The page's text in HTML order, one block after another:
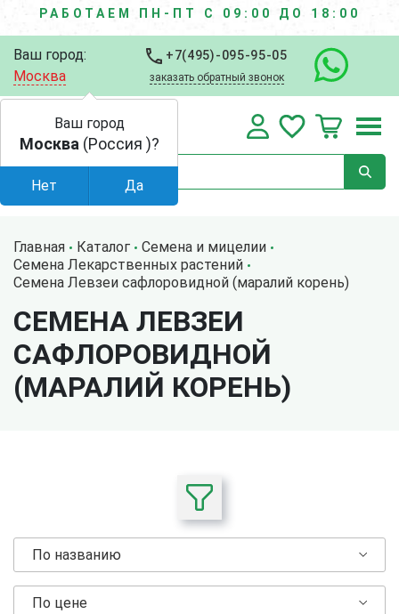
РАБОТАЕМ ПН-ПТ С 09:00 ДО 18:00
Ваш город:
Москва
+7(495)-095-95-05
заказать обратный звонок
Главная Каталог
Семена и мицелии
Семена Лекарственных растений
Семена Левзеи сафлоровидной (маралий корень)
СЕМЕНА ЛЕВЗЕИ
САФЛОРОВИДНОЙ
(МАРАЛИЙ КОРЕНЬ)
По названию
По цене
Ваш город
Москва (Россия )?
Нет Да